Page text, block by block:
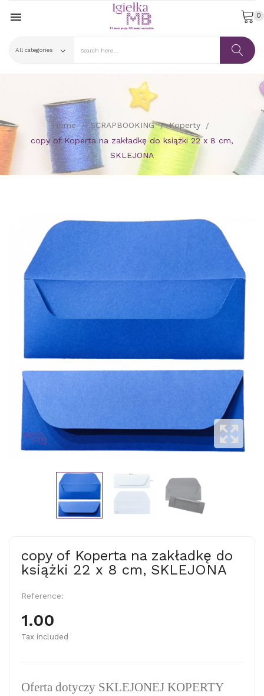
 0
Home SCRAPBOOKING
Koperty
copy of Koperta na zakładkę do książki 22 x 8 cm,
SKLEJONA
copy of Koperta na zakładkę do
książki 22 x 8 cm, SKLEJONA
Reference:
1.00
Tax included
Oferta dotyczy SKLEJONEJ KOPERTY